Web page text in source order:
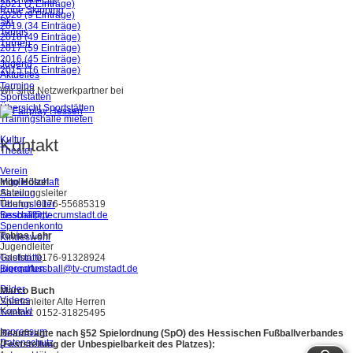
Rope Skipping
Ski
Tennis
Turnen
Jugend
Aktuelles
Termine
Sportstätten
Übersicht Sportstätten
Trainingshalle mieten
Kultur
Theater
Verein
Mitgliedschaft
Satzung
Übungsleiter
Beschäftigte
Spendenkonto
Kindeswohl
Gaststätte
Biergarten
Bilder
Videos
Kontakt
Impressum
Datenschutz
2021 (7 Einträge)
2020 (9 Einträge)
2019 (34 Einträge)
2018 (49 Einträge)
2017 (59 Einträge)
2016 (45 Einträge)
2015 (16 Einträge)
Wir sind Netzwerkpartner bei
Kontakt
Ingo Hölzel
Abteilungsleiter
Telefon: 0176-55685319
fussball@tv-crumstadt.de
Tobias Lehr
Jugendleiter
Telefon: 0176-91328924
jugendfussball@tv-crumstadt.de
Marco Buch
Spartenleiter Alte Herren
Telefon: 0152-31825495
Beauftragte nach §52 Spielordnung (SpO) des Hessischen Fußballverbandes
(Feststellung der Unbespielbarkeit des Platzes):